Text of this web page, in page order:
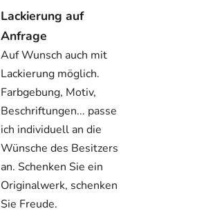
Lackierung auf
Anfrage
Auf Wunsch auch mit
Lackierung möglich.
Farbgebung, Motiv,
Beschriftungen... passe
ich individuell an die
Wünsche des Besitzers
an. Schenken Sie ein
Originalwerk, schenken
Sie Freude.